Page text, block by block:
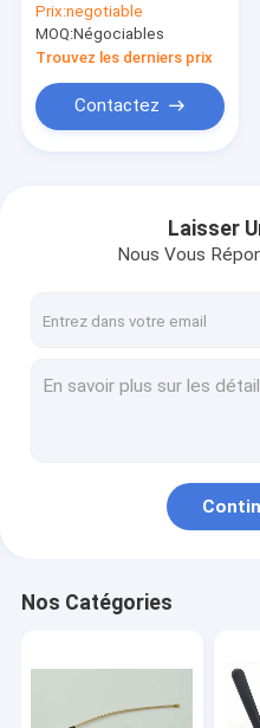
Accueil
l'alimentation
d'énergie d'Usb de
propulseur de signal
d'amplificateur
Prix:negotiable
MOQ:Négociables
Trouvez les derniers prix
Contactez
Laisser
Nous Vous
Nos Catégories